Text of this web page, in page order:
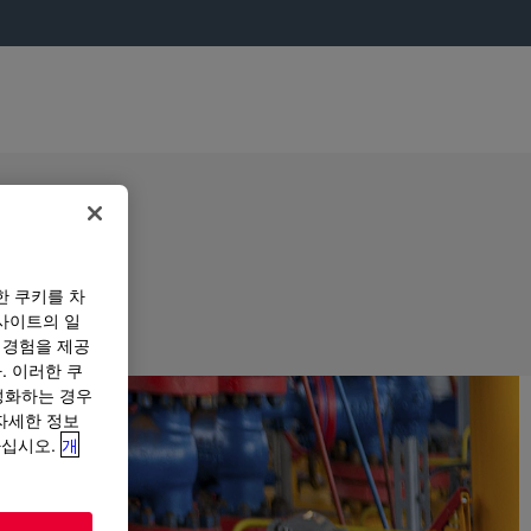
쿠키를 차
이트의 일
험을 제공
이러한 쿠
하는 경우
세한 정보
시오. 개